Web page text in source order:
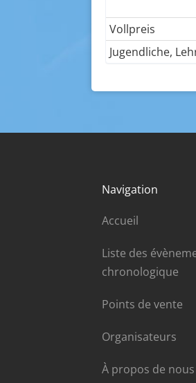
Vollpreis
Jugendliche,
Navigation
Accueil
Liste des
chronologique
Points de vente
Organisateurs
À propos de nous